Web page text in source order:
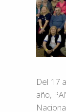
Del 17
año,